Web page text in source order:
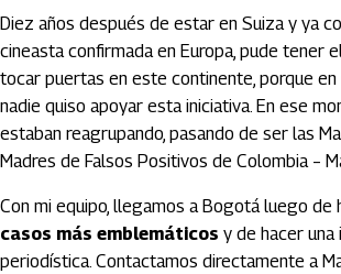
Diez años después de estar en Suiza y ya
cineasta confirmada en Europa, pude tener
tocar puertas en este continente, porque en
nadie quiso apoyar esta iniciativa. En ese
estaban reagrupando, pasando de ser las
Madres de Falsos Positivos de Colombia –
Con mi equipo, llegamos a Bogotá luego de
casos más emblemáticos y de hacer una
periodística. Contactamos directamente a